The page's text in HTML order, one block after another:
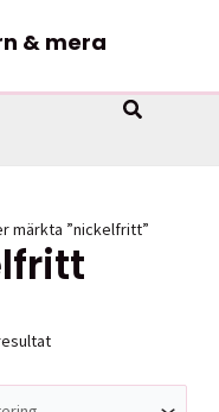
& mera
Sök
märkta ”nickelfritt”